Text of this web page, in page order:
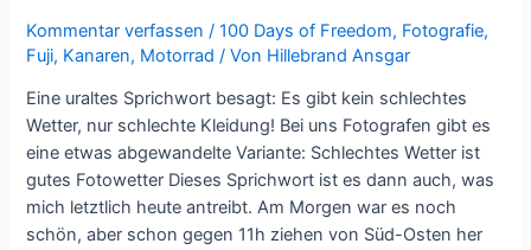
Kommentar verfassen /100 Days of Freedom, Fotografie,
Fuji, Kanaren, Motorrad / Von Hillebrand Ansgar
Eine uraltes Sprichwort besagt: Es gibt kein schlechtes
Wetter, nur schlechte Kleidung! Bei uns Fotografen gibt es
eine etwas abgewandelte Variante: Schlechtes Wetter ist
gutes Fotowetter Dieses Sprichwort ist es dann auch, was
mich letztlich heute antreibt. Am Morgen war es noch
schön, aber schon gegen 11h ziehen von Süd-Osten her